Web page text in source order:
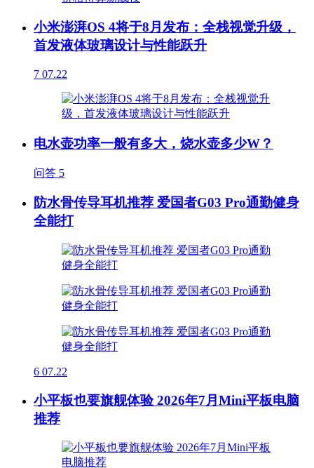
小米澎湃OS 4将于8月发布：全栈视觉升级，
首发液体玻璃设计与性能跃升
7 07.22
电水壶功率一般有多大，烧水壶多少W？
问答 5
防水骨传导耳机推荐 爱国者G03 Pro通勤健身
全能打
6 07.22
小平板也要旗舰体验 2026年7月Mini平板电脑
推荐